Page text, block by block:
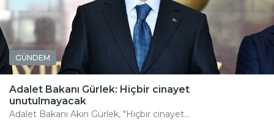
GÜNDEM
Adalet Bakanı Gürlek: Hiçbir cinayet
unutulmayacak
Adalet Bakanı Akın Gürlek, "Hiçbir cinayet...